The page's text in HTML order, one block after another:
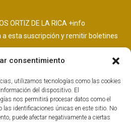
consentimiento
utilizamos tecnologías como las cookies
del dispositivo. El
nos permitirá procesar datos como el
las identificaciones únicas en este sitio. No
puede afectar negativamente a ciertas
ORTIZ DE LA RICA +info
a esta suscripción y remitir boletines
del interesado+info
en EEUU y suscrita al EU
puedes ejercer como explicamos